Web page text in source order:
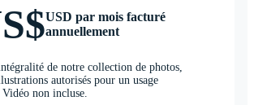
USD par mois facturé
annuellement
de notre collection de photos,
autorisés pour un usage
non incluse.